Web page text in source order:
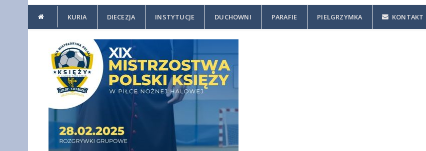
KURIA DIECEZJA INSTYTUCJE DUCHOWNI PARAFIE PIELGRZYMKA KONTAKT